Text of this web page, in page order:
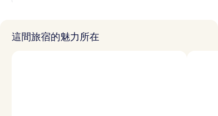
這間旅宿的魅力所在